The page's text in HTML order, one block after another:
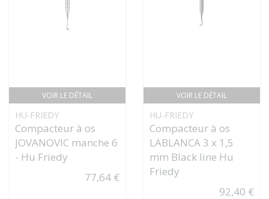
VOIR LE DÉTAIL
HU-FRIEDY
Compacteur à os
JOVANOVIC manche 6
- Hu Friedy
77,64 €
VOIR LE DÉTAIL
HU-FRIEDY
Compacteur à os
LABLANCA 3 x 1,5
mm Black line Hu
Friedy
92,40 €